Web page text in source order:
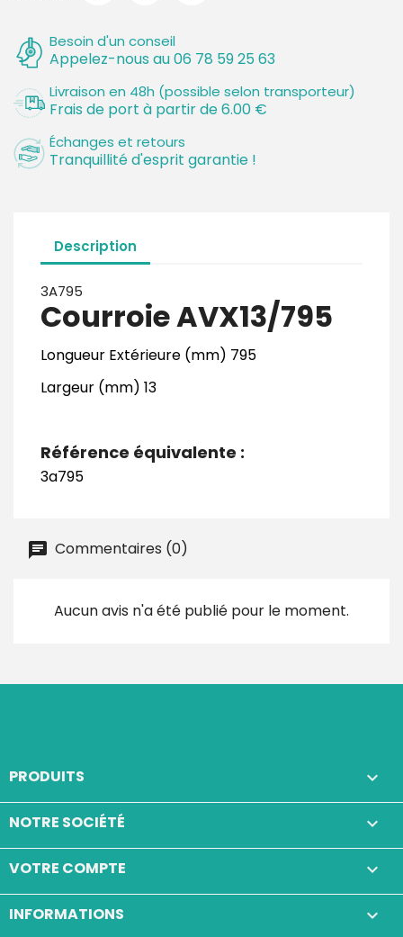
Besoin d'un conseil
Appelez-nous au 06 78 59 25 63
Livraison en 48h (possible selon transporteur)
Frais de port à partir de 6.00 €
Échanges et retours
Tranquillité d'esprit garantie !
Description
3A795
Courroie AVX13/795
Longueur Extérieure (mm) 795
Largeur (mm) 13
Référence équivalente :
3a795
Commentaires (0)
Aucun avis n'a été publié pour le moment.
PRODUITS 
NOTRE SOCIÉTÉ 
VOTRE COMPTE 
INFORMATIONS keyboard_arrow_down